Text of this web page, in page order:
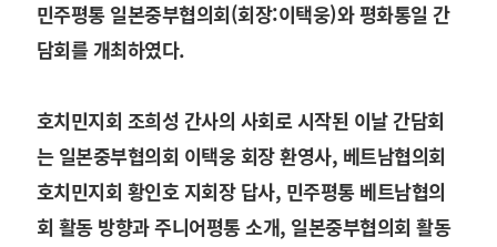
민주평통 일본중부협의회(회장:이택웅)와 평화통일 간
담회를 개최하였다.
호치민지회 조희성 간사의 사회로 시작된 이날 간담회
는 일본중부협의회 이택웅 회장 환영사, 베트남협의회
호치민지회 황인호 지회장 답사, 민주평통 베트남협의
회 활동 방향과 주니어평통 소개, 일본중부협의회 활동